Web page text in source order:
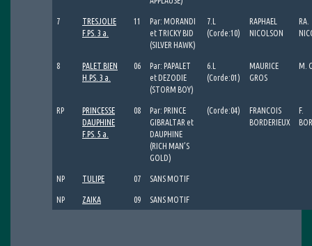
7
TRESJOLIE
F.PS. 3 a.
11
Par: MORANDI
et TRICKY BID
(SILVER HAWK)
7.L
(Corde:10)
RAPHAEL
NICOLSON
RA.
8
PALET BIEN
H.PS. 3 a.
06
Par: PAPALET
et DEZODIE
(STORM BOY)
6.L
(Corde:01)
MAURICE
GROS
M.
RP
PRINCESSE
DAUPHINE
F.PS. 5 a.
08
Par: PRINCE
GIBRALTAR et
DAUPHINE
(RICH MAN’S
GOLD)
(Corde:04)
FRANCOIS
BORDERIEUX
F.
NP TULIPE 07 SANS MOTIF
NP ZAIKA 09 SANS MOTIF